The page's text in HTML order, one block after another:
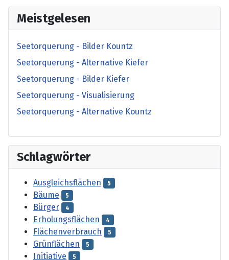
Meistgelesen
Seetorquerung - Bilder Kountz
Seetorquerung - Alternative Kiefer
Seetorquerung - Bilder Kiefer
Seetorquerung - Visualisierung
Seetorquerung - Alternative Kountz
Schlagwörter
Ausgleichsflächen 5
Bäume 5
Bürger 4
Erholungsflächen 4
Flächenverbrauch 5
Grünflächen 5
Initiative 5